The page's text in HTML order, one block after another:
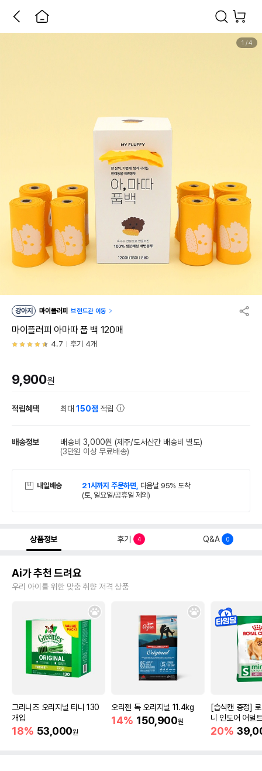
1 /4
강아지 마이플러피 브랜드관 이동
마이플러피 아마따 풉 백 120매
4.7 후기 4개
9,900원
적립혜택 최대150점 적립
배송정보 배송비 3,000원 (제주/도서산간 배송비 별도)
(3만원 이상 무료배송)
내일배송 21시까지 주문하면, 다음날 95% 도착
(토, 일요일/공휴일 제외)
상품정보 후기 4 Q&A 0
Ai가 추천 드려요
우리 아이를 위한 맞춤 취향 저격 상품
그리니즈 오리지널 티니 130
개입
18% 53,000원
오리젠 독 오리지널 11.4kg
14% 150,900원
[습식캔 증정]
니 인도어 어덜
건강
20%